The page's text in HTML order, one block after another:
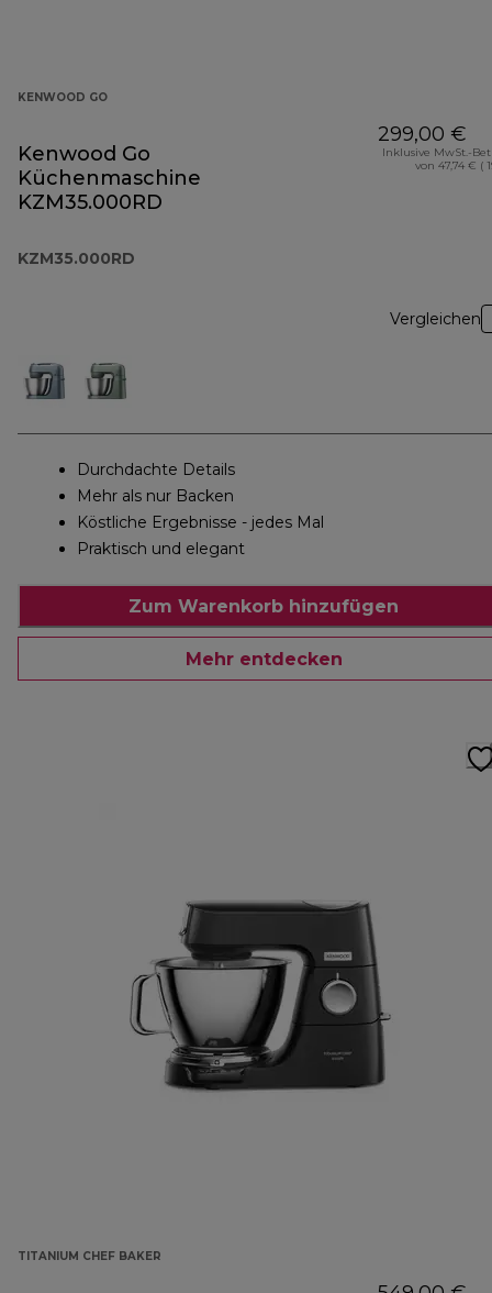
KENWOOD GO
Kenwood Go
Küchenmaschine
KZM35.000RD
KZM35.000RD
299,00 €
Inklusive MwSt.-
von 47,74 € (
Vergleichen
Durchdachte Details
Mehr als nur Backen
Köstliche Ergebnisse - jedes Mal
Praktisch und elegant
Zum Warenkorb hinzufügen
Mehr entdecken
TITANIUM CHEF BAKER